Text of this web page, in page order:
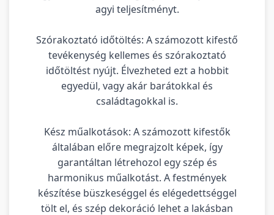
agyi teljesítményt.
Szórakoztató időtöltés: A számozott kifestő
tevékenység kellemes és szórakoztató
időtöltést nyújt. Élvezheted ezt a hobbit
egyedül, vagy akár barátokkal és
családtagokkal is.
Kész műalkotások: A számozott kifestők
általában előre megrajzolt képek, így
garantáltan létrehozol egy szép és
harmonikus műalkotást. A festmények
készítése büszkeséggel és elégedettséggel
tölt el, és szép dekoráció lehet a lakásban